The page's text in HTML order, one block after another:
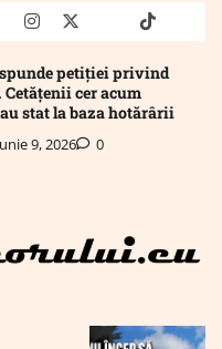
Mailinstagram
twitter truthtiktok
petiției privind
cer acum
stat la baza hotărârii
9, 2026 0